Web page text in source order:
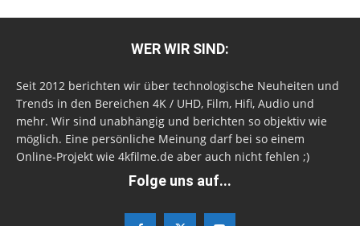
WER WIR SIND:
Seit 2012 berichten wir über technologische Neuheiten und
Trends in den Bereichen 4K / UHD, Film, Hifi, Audio und
mehr. Wir sind unabhängig und berichten so objektiv wie
möglich. Eine persönliche Meinung darf bei so einem
Online-Projekt wie 4kfilme.de aber auch nicht fehlen ;)
Folge uns auf...